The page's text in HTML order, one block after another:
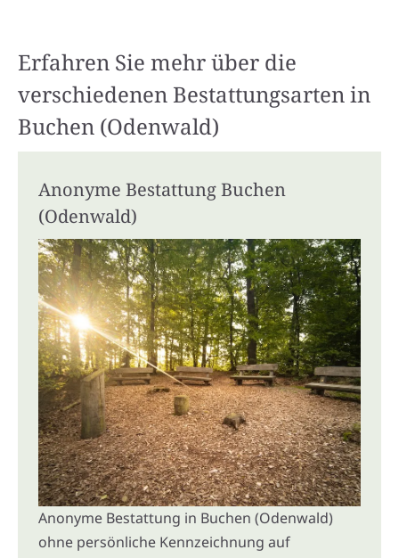
Erfahren Sie mehr über die
verschiedenen Bestattungsarten in
Buchen (Odenwald)
Anonyme Bestattung Buchen
(Odenwald)
Anonyme Bestattung in Buchen (Odenwald)
ohne persönliche Kennzeichnung auf